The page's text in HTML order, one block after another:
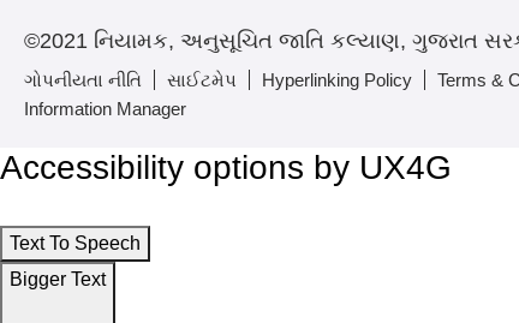
©2021 નિયામક, અનુસૂચિત જાતિ કલ્યાણ, ગુજરાત
ગોપનીયતા નીતિ સાઈટમેપ Hyperlinking Policy Terms &
Information Manager
Accessibility options by UX4G
Text To Speech
Bigger Text